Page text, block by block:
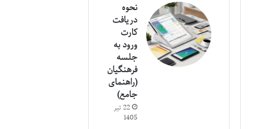
نحوه
دریافت
کارت
ورود به
جلسه
فرهنگیان
(راهنمای
جامع)
22 تیر
1405